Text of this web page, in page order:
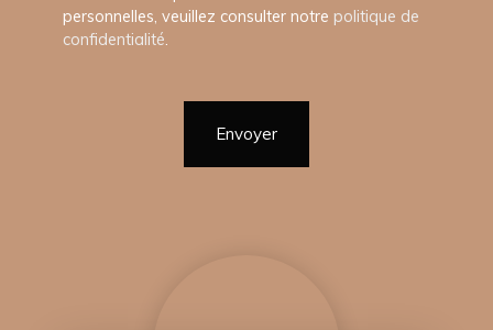
personnelles, veuillez consulter notre politique de
confidentialité.
Envoyer